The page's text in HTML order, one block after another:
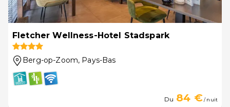
Fletcher Wellness-Hotel Stadspark
Berg-op-Zoom, Pays-Bas
Du 84 €/ nuit